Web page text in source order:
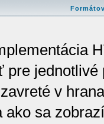
pre
v
ako sa